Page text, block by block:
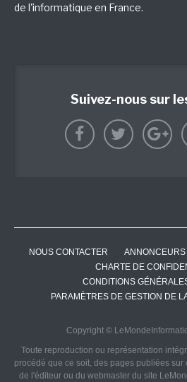
de l'informatique en France.
Suivez-nous sur
NOUS CONTACTER ANNONCEURS
CHARTE DE
CONDITIONS
PARAMÈTRES DE GESTION DE
Copyright ©
Toute reproduction ou représentation
procédé que ce soit, des pages publiées sur
de l'éditeur ou du webmaster du site